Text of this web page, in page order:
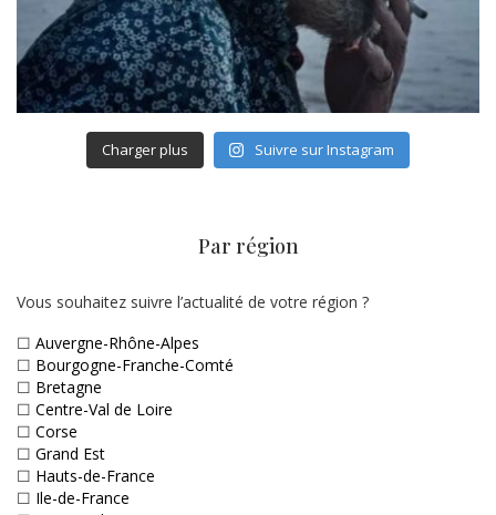
Charger plus Suivre sur Instagram
Par région
Vous souhaitez suivre l’actualité de votre région ?
☐ Auvergne-Rhône-Alpes
☐ Bourgogne-Franche-Comté
☐ Bretagne
☐ Centre-Val de Loire
☐ Corse
☐ Grand Est
☐ Hauts-de-France
☐ Ile-de-France